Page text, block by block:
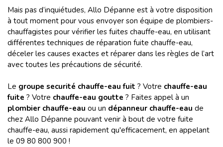
Mais pas d’inquiétudes, Allo Dépanne est à votre disposition
à tout moment pour vous envoyer son équipe de plombiers-
chauffagistes pour vérifier les fuites chauffe-eau, en utilisant
différentes techniques de réparation fuite chauffe-eau,
déceler les causes exactes et réparer dans les règles de l’art
avec toutes les précautions de sécurité.
Le groupe securité chauffe-eau fuit ? Votre chauffe-eau
fuite ? Votre chauffe-eau goutte ? Faites appel à un
plombier chauffe-eau ou un dépanneur chauffe-eau de
chez Allo Dépanne pouvant venir à bout de votre fuite
chauffe-eau, aussi rapidement qu'efficacement, en appelant
le 09 80 800 900 !